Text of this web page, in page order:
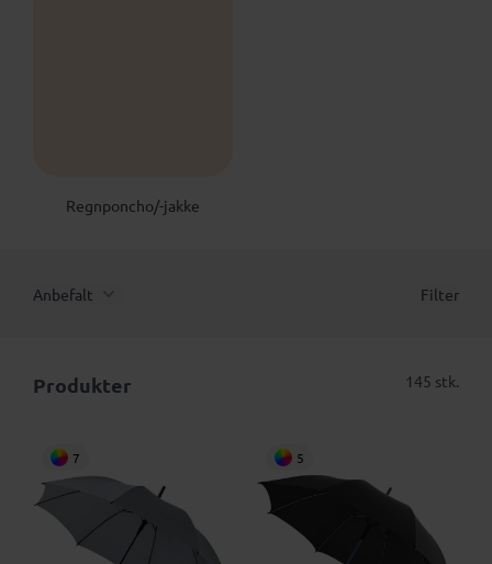
Regnponcho/-jakke
Anbefalt Filter
Produkter 145 stk.
7 5